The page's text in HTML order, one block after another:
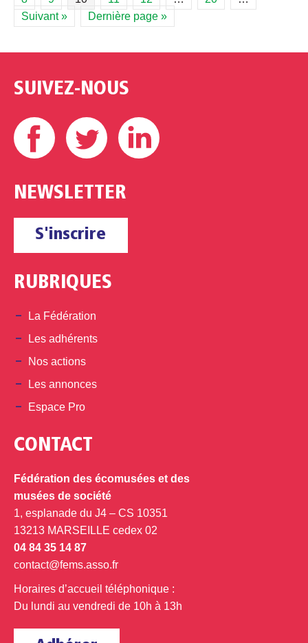
Suivant »
Dernière page »
SUIVEZ-NOUS
Facebook Twitter
NEWSLETTER
S'inscrire
RUBRIQUES
La Fédération
Les adhérents
Nos actions
Les annonces
Espace Pro
CONTACT
Fédération des écomusées et des
musées de société
1, esplanade du J4 – CS 10351
13213 MARSEILLE cedex 02
04 84 35 14 87
contact@fems.asso.fr
Horaires d’accueil téléphonique :
Du lundi au vendredi de 10h à 13h